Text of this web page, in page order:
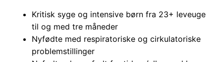
Kritisk syge og intensive børn fra 23+ leveuge
til og med tre måneder
Nyfødte med respiratoriske og cirkulatoriske
problemstillinger